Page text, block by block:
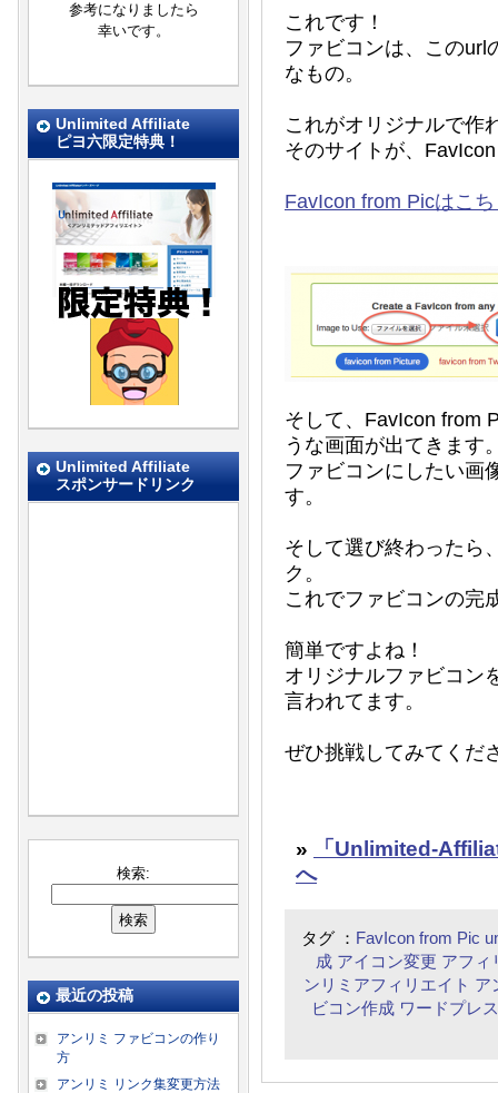
これです！
ファビコンは、このurl
なもの。
これがオリジナルで作
そのサイトが、
FavIcon from Picはこ
そして、FavIcon from
うな画面が出てきます
ファビコンにしたい画
す。
そして選び終わったら
ク。
これでファビコンの完
簡単ですよね！
オリジナルファビコン
言われてます。
ぜひ挑戦してみてくだ
»
「Unlimited-
へ
タグ ： FavIcon from Pic
成 アイコン変更 アフィ
ンリミアフィリエイト ア
ビコン作成 ワードプレス
参考になりましたら
幸いです。
Unlimited Affiliate
ピヨ六限定特典！
Unlimited Affiliate
スポンサードリンク
検索:
最近の投稿
アンリミ ファビコンの作り
方
アンリミ リンク集変更方法